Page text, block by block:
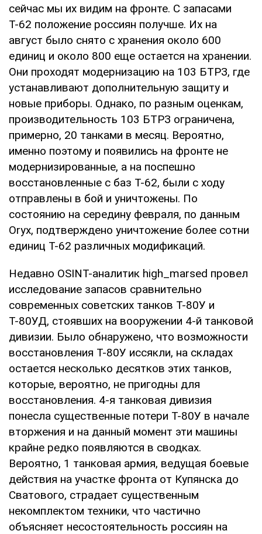
сейчас мы их видим на фронте. С запасами
Т-62 положение россиян получше. Их на
август было снято с хранения около 600
единиц и около 800 еще остается на хранении.
Они проходят модернизацию на 103 БТРЗ, где
устанавливают дополнительную защиту и
новые приборы. Однако, по разным оценкам,
производительность 103 БТРЗ ограничена,
примерно, 20 танками в месяц. Вероятно,
именно поэтому и появились на фронте не
модернизированные, а на поспешно
восстановленные с баз Т-62, были с ходу
отправлены в бой и уничтожены. По
состоянию на середину февраля, по данным
Oryx, подтверждено уничтожение более сотни
единиц Т-62 различных модификаций.
Недавно OSINT-аналитик high_marsed провел
исследование запасов сравнительно
современных советских танков Т-80У и
Т-80УД, стоявших на вооружении 4-й танковой
дивизии. Было обнаружено, что возможности
восстановления Т-80У иссякли, на складах
остается несколько десятков этих танков,
которые, вероятно, не пригодны для
восстановления. 4-я танковая дивизия
понесла существенные потери Т-80У в начале
вторжения и на данный момент эти машины
крайне редко появляются в сводках.
Вероятно, 1 танковая армия, ведущая боевые
действия на участке фронта от Купянска до
Сватового, страдает существенным
некомплектом техники, что частично
объясняет несостоятельность россиян на